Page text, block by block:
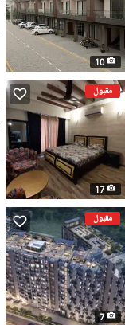
10
مقبول
17
مقبول
7